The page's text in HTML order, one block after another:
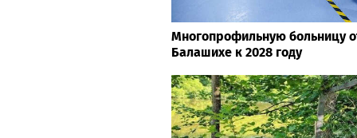
Многопрофильную больницу
Балашихе к 2028 году